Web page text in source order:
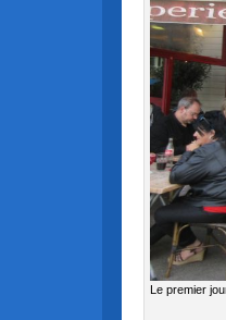
Le premier